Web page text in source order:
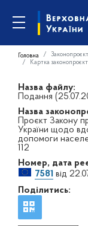
Головна
Картка
Назва файлу:
Подання
Назва
Проєкт Закону
України щодо
допомоги
112
Номер, дата
7581 від
Поділитись: